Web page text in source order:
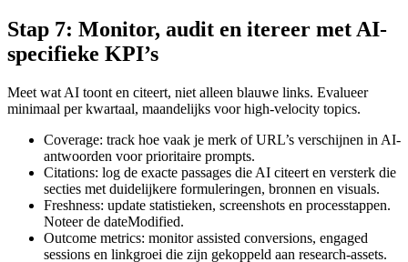
Stap 7: Monitor, audit en itereer met AI-
specifieke KPI’s
Meet wat AI toont en citeert, niet alleen blauwe links. Evalueer
minimaal per kwartaal, maandelijks voor high-velocity topics.
Coverage: track hoe vaak je merk of URL’s verschijnen in AI-
antwoorden voor prioritaire prompts.
Citations: log de exacte passages die AI citeert en versterk die
secties met duidelijkere formuleringen, bronnen en visuals.
Freshness: update statistieken, screenshots en processtappen.
Noteer de dateModified.
Outcome metrics: monitor assisted conversions, engaged
sessions en linkgroei die zijn gekoppeld aan research-assets.